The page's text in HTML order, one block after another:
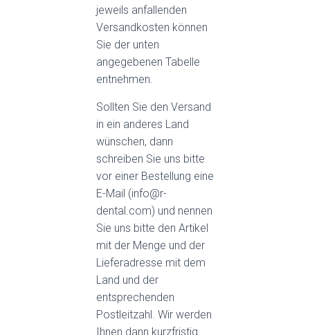
jeweils anfallenden
Versandkosten können
Sie der unten
angegebenen Tabelle
entnehmen.
Sollten Sie den Versand
in ein anderes Land
wünschen, dann
schreiben Sie uns bitte
vor einer Bestellung eine
E-Mail (info@r-
dental.com) und nennen
Sie uns bitte den Artikel
mit der Menge und der
Lieferadresse mit dem
Land und der
entsprechenden
Postleitzahl. Wir werden
Ihnen dann kurzfristig